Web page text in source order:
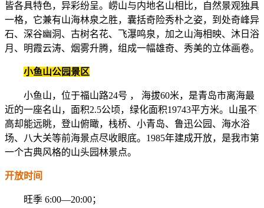
皆各具特色，异彩纷呈。崂山与内地名山相比，自然景观独具
一格，它兼有山海林泉之胜，囊括奇险秀朴之姿，到处奇峰异
石、深谷幽洞、古树名花、飞瀑鸣泉，加之山海相映、沐日浴
月、明霞云涛、烟雾升腾，组成一幅雄奇、秀美的立体画卷。
小鱼山公园景区
小鱼山，位于福山路24号 ， 海拔60米，是青岛市离海最
近的一座名山，面积2.5公顷，绿化面积19743平方米。山虽不
高却能远眺，登山俯瞰，栈桥、小青岛、鲁迅公园、海水浴
场、八大关等前海景点尽收眼底。1985年建成开放，是我市第
一个古典风格的山头园林景点。
开放时间
旺季 6:00—20:00；